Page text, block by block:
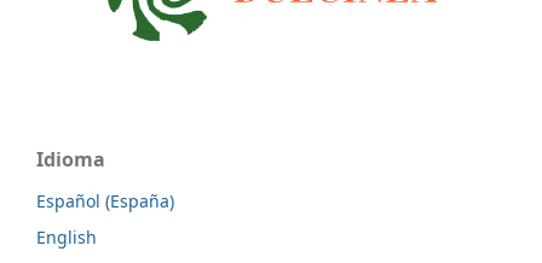
Idioma
Español (España)
English